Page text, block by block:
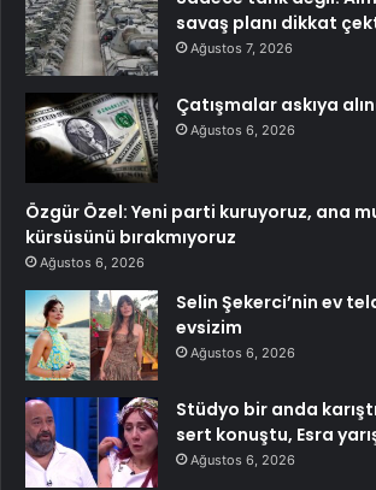
savaş planı dikkat
Ağustos 7, 2026
Çatışmalar askıya
Ağustos 6, 2026
Özgür Özel: Yeni parti kuruyoruz, ana
kürsüsünü bırakmıyoruz
Ağustos 6, 2026
Selin Şekerci’nin ev
evsizim
Ağustos 6, 2026
Stüdyo bir anda
sert konuştu, Esra
Ağustos 6, 2026